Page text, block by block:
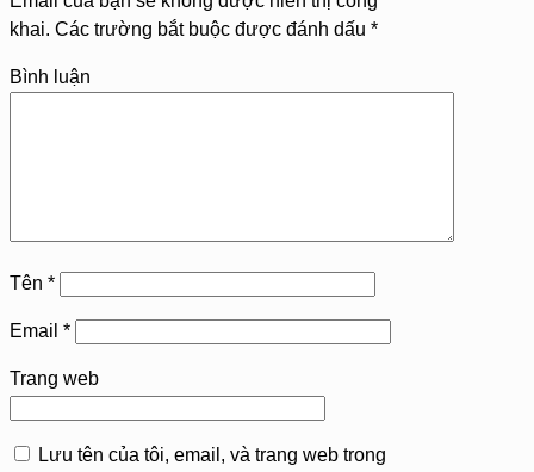
khai. Các trường bắt buộc được đánh dấu *
Bình luận
Tên *
Email *
Trang web
Lưu tên của tôi, email, và trang web trong